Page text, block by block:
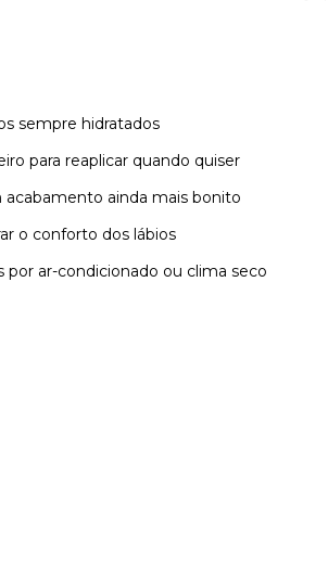
sempre hidratados
para reaplicar quando quiser
acabamento ainda mais bonito
o conforto dos lábios
por ar-condicionado ou clima seco